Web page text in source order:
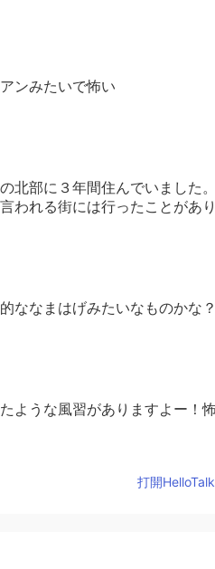
ンみたいで怖い
北部に３年間住んでいました
われる街には行ったことがあ
ななまはげみたいなものかな？
ような風習がありますよー！
打開